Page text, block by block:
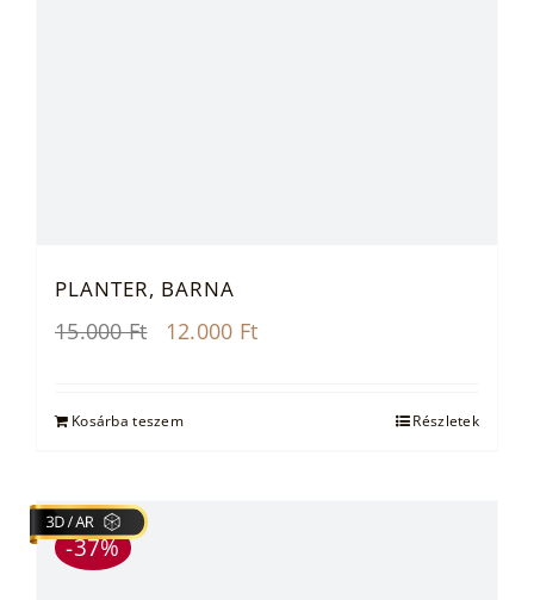
PLANTER, BARNA
15.000Ft
Original
15.000 Ft.
12.000 Ft
Kosárba teszem Részletek
-37%